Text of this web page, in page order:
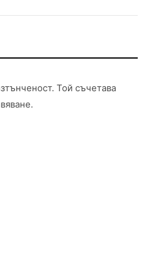
Той съчетава